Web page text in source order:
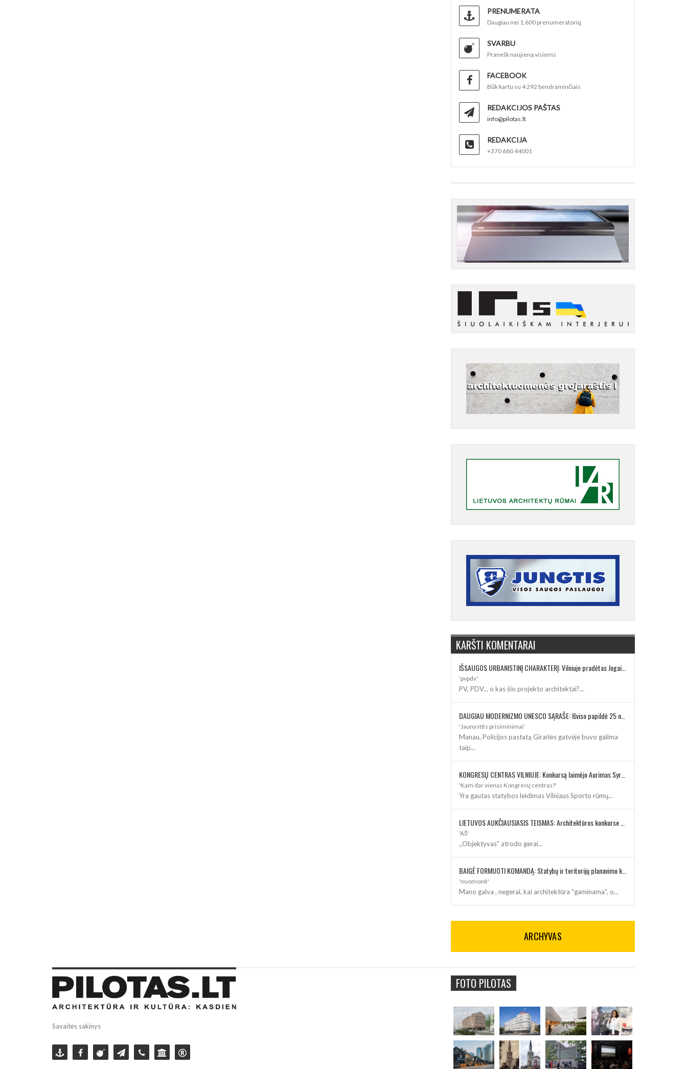
PRENUMERATA
Daugiau nei 1.600 prenumeratorių
SVARBU
Pranešk naujieną visiems
FACEBOOK
Būk kartu su 4 292 bendraminčiais
REDAKCIJOS PAŠTAS
info@pilotas.lt
REDAKCIJA
+370 680 44001
KARŠTI KOMENTARAI
IŠSAUGOS URBANISTINĮ CHARAKTERĮ: Vilniuje pradėtas Jogailos gatvės remontas
'pvpdv'
PV, PDV... o kas šio projekto architektai?...
DAUGIAU MODERNIZMO UNESCO SĄRAŠE: Išviso papildė 25 nauji paveldo objektai
'Jaunystės prisiminimai'
Manau, Policijos pastatą Giraitės gatvėje buvo galima
taip...
KONGRESŲ CENTRAS VILNIUJE: Konkursą laimėjo Aurimas Syrusas su „IMPLMNT architects“
'Kam dar vienas Kongresų centras?'
Yra gautas statybos leidimas Vilniaus Sporto rūmų...
LIETUVOS AUKČIAUSIASIS TEISMAS: Architektūros konkurse varžosi 8 rekonstrukcijos vizijos
'AŠ'
,,Objektyvas" atrodo gerai...
BAIGĖ FORMUOTI KOMANDĄ: Statybų ir teritorijų planavimo klausimus kuruos architektė
'nuomonė'
Mano galva , negerai, kai architektūra "gaminama", o...
ARCHYVAS
Savaitės sakinys
FOTO PILOTAS